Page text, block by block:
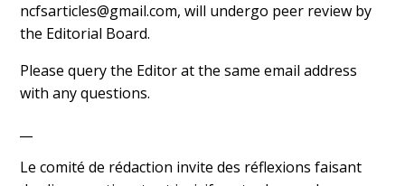
ncfsarticles@gmail.com, will undergo peer review by
the Editorial Board.
Please query the Editor at the same email address
with any questions.
Le comité de rédaction invite des réflexions faisant